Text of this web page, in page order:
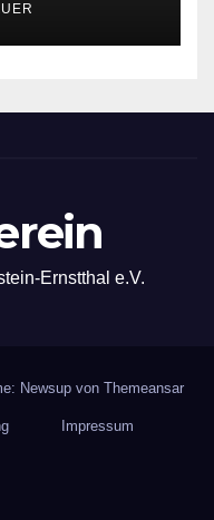
Ernstthal e.V.
Newsup von Themeansar
Impressum